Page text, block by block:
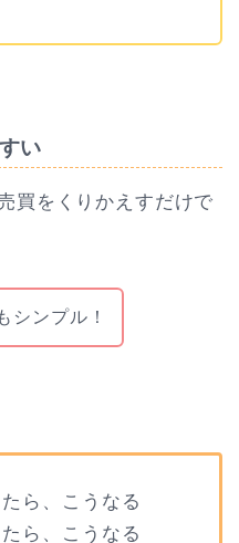
い
買をくりかえすだけで
シンプル！
ら、こうなる
ら、こうなる